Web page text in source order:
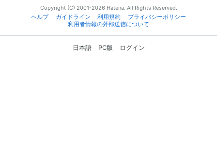
Copyright (C) 2001-2026 Hatena. All Rights Reserved.
ヘルプ
ガイドライン 利用規約
プライバシーポリシー
利用者情報の外部送信について
日本語 PC版 ログイン